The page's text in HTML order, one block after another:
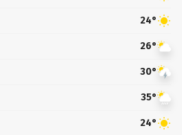
24°
26°
30°
35°
24°